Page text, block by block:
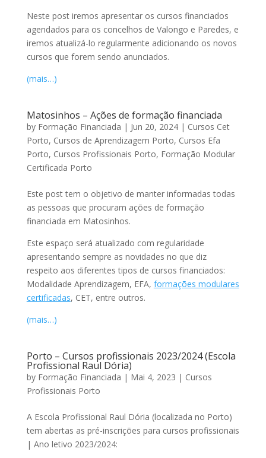
Neste post iremos apresentar os cursos financiados
agendados para os concelhos de Valongo e Paredes, e
iremos atualizá-lo regularmente adicionando os novos
cursos que forem sendo anunciados.
(mais…)
Matosinhos – Ações de formação financiada
by Formação Financiada | Jun 20, 2024| Cursos Cet
Porto, Cursos de Aprendizagem Porto, Cursos Efa
Porto, Cursos Profissionais Porto, Formação Modular
Certificada Porto
Este post tem o objetivo de manter informadas todas
as pessoas que procuram ações de formação
financiada em Matosinhos.
Este espaço será atualizado com regularidade
apresentando sempre as novidades no que diz
respeito aos diferentes tipos de cursos financiados:
Modalidade Aprendizagem, EFA, formações modulares
certificadas, CET, entre outros.
(mais…)
Porto – Cursos profissionais 2023/2024 (Escola
Profissional Raul Dória)
by Formação Financiada | Mai 4, 2023 | Cursos
Profissionais Porto
A Escola Profissional Raul Dória (localizada no Porto)
tem abertas as pré-inscrições para cursos profissionais
| Ano letivo 2023/2024: